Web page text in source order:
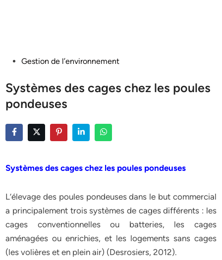
PostedGestion de l’environnement
Systèmes des cages chez les poules
pondeuses
Systèmes des cages chez les poules pondeuses
L’élevage des poules pondeuses dans le but commercial
a principalement trois systèmes de cages différents : les
cages conventionnelles ou batteries, les cages
aménagées ou enrichies, et les logements sans cages
(les volières et en plein air) (Desrosiers, 2012).